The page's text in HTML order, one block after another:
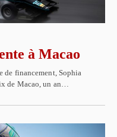
à Macao
de financement, Sophia
de Macao, un an…